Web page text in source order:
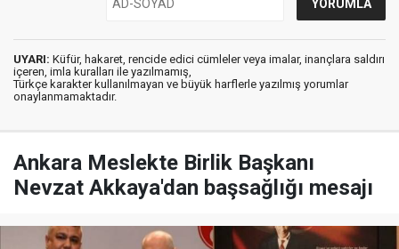
UYARI: Küfür, hakaret, rencide edici cümleler veya imalar, inançlara saldırı
içeren, imla kuralları ile yazılmamış,
Türkçe karakter kullanılmayan ve büyük harflerle yazılmış yorumlar
onaylanmamaktadır.
Ankara Meslekte Birlik Başkanı
Nevzat Akkaya'dan başsağlığı mesajı